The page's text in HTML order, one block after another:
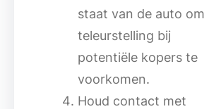
staat van de auto om
teleurstelling bij
potentiële kopers te
voorkomen.
Houd contact met